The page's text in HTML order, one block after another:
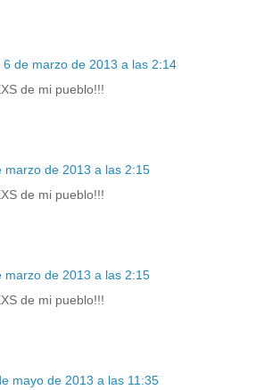
6 de marzo de 2013 a las 2:14
de mi pueblo!!!
marzo de 2013 a las 2:15
de mi pueblo!!!
marzo de 2013 a las 2:15
de mi pueblo!!!
mayo de 2013 a las 11:35